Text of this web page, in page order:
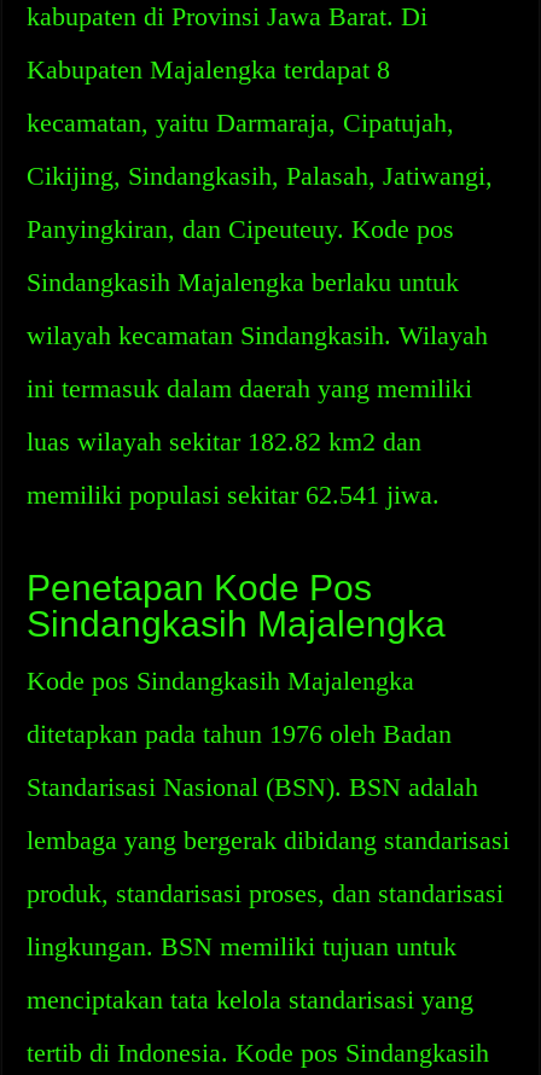
kabupaten di Provinsi Jawa Barat. Di
Kabupaten Majalengka terdapat 8
kecamatan, yaitu Darmaraja, Cipatujah,
Cikijing, Sindangkasih, Palasah, Jatiwangi,
Panyingkiran, dan Cipeuteuy. Kode pos
Sindangkasih Majalengka berlaku untuk
wilayah kecamatan Sindangkasih. Wilayah
ini termasuk dalam daerah yang memiliki
luas wilayah sekitar 182.82 km2 dan
memiliki populasi sekitar 62.541 jiwa.
Penetapan Kode Pos
Sindangkasih Majalengka
Kode pos Sindangkasih Majalengka
ditetapkan pada tahun 1976 oleh Badan
Standarisasi Nasional (BSN). BSN adalah
lembaga yang bergerak dibidang standarisasi
produk, standarisasi proses, dan standarisasi
lingkungan. BSN memiliki tujuan untuk
menciptakan tata kelola standarisasi yang
tertib di Indonesia. Kode pos Sindangkasih